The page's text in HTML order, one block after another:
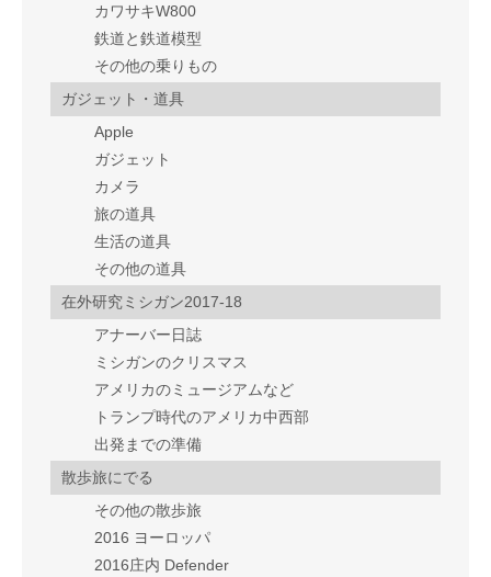
カワサキW800
鉄道と鉄道模型
その他の乗りもの
ガジェット・道具
Apple
ガジェット
カメラ
旅の道具
生活の道具
その他の道具
在外研究ミシガン2017-18
アナーバー日誌
ミシガンのクリスマス
アメリカのミュージアムなど
トランプ時代のアメリカ中西部
出発までの準備
散歩旅にでる
その他の散歩旅
2016 ヨーロッパ
2016庄内 Defender